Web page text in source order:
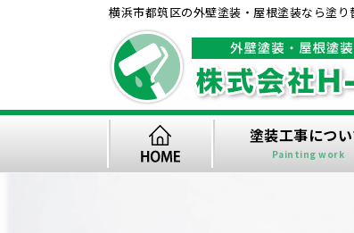
横浜市都筑区の外壁塗装・屋根塗装なら塗
塗装工事につ
Painting work